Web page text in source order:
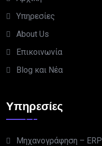
Υπηρεσίες
About Us
Επικοινωνία
Blog και Νέα
Υπηρεσίες
Μηχανογράφηση – ERP